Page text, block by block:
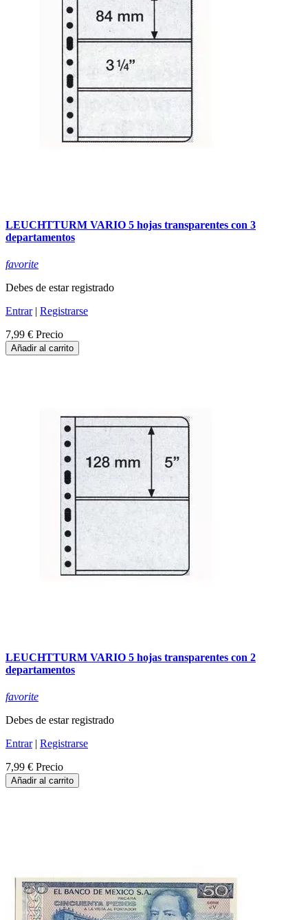
LEUCHTTURM VARIO 5 hojas transparentes con 3
departamentos
favorite
Debes de estar registrado
Entrar| Registrarse
7,99 € Precio
Añadir al carrito
LEUCHTTURM VARIO 5 hojas transparentes con 2
departamentos
favorite
Debes de estar registrado
Entrar| Registrarse
7,99 € Precio
Añadir al carrito